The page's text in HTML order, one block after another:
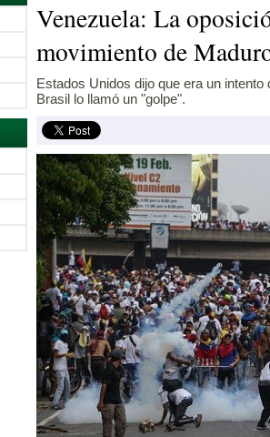
Venezuela: La
movimiento de
Estados Unidos dijo que era un
Brasil lo llamó un "golpe".